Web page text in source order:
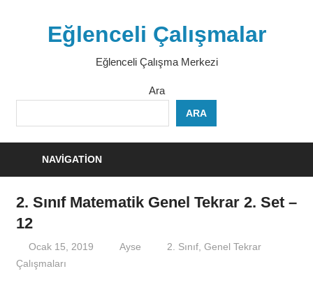
Eğlenceli Çalışmalar
Eğlenceli Çalışma Merkezi
Ara
ARA
NAVIGATION
2. Sınıf Matematik Genel Tekrar 2. Set –
12
Ocak 15, 2019 Ayse 2. Sınıf ,Genel Tekrar
Çalışmaları